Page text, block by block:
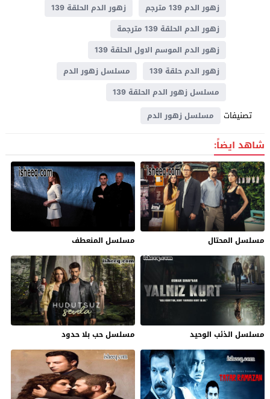
زهور الدم 139 مترجم
زهور الدم الحلقة 139
زهور الدم الحلقة 139 مترجمة
زهور الدم الموسم الاول الحلقة 139
زهور الدم حلقة 139
مسلسل زهور الدم
مسلسل زهور الدم الحلقة 139
تصنيفات مسلسل زهور الدم
شاهد ايضاً:
مسلسل المحتال مسلسل المنعطف
مسلسل الذئب الوحيد مسلسل حب بلا حدود